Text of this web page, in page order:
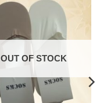
OUT OF STOCK